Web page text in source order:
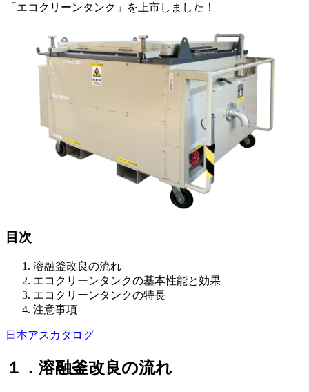
「エコクリーンタンク」を上市しました！
目次
溶融釜改良の流れ
エコクリーンタンクの基本性能と効果
エコクリーンタンクの特長
注意事項
日本アスカタログ
１．溶融釜改良の流れ